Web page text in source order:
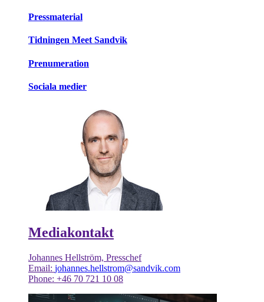
Pressmaterial
Tidningen Meet Sandvik
Prenumeration
Sociala medier
Mediakontakt
Johannes Hellström, Presschef
Email: johannes.hellstrom@sandvik.com
Phone: +46 70 721 10 08